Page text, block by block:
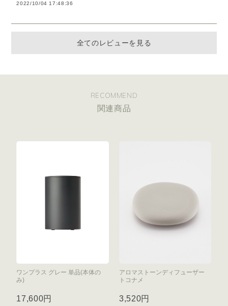
2022/10/04 17:48:36
全てのレビューを見る
RECOMMEND
関連商品
ワンプラス グレー 単品(本体の
み)
17,600円
アロマストーンディフューザー
トコナメ
3,520円